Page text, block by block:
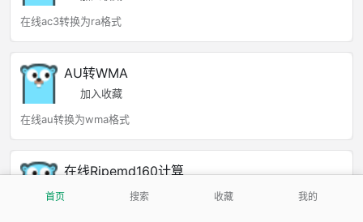
在线ac3转换为ra格式
AU转WMA
加入收藏
在线au转换为wma格式
在线Ripemd160计算
首页 搜索 收藏 我的